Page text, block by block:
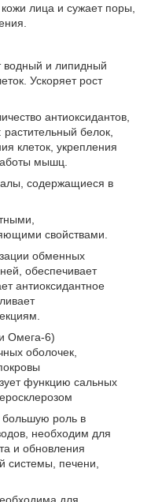
лица и сужает поры,
водный и липидный
Ускоряет рост
антиоксидантов,
белок,
клеток, укрепления
мышц.
содержащиеся в
свойствами.
обменных
обеспечивает
антиоксидантное
Омега-6)
оболочек,
функцию сальных
роль в
необходим для
и обновления
системы, печени,
для